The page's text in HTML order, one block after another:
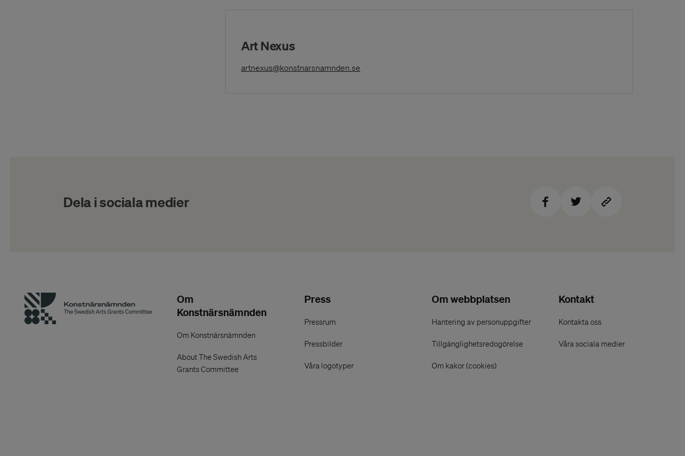
Art Nexus
artnexus@konstnarsnamnden.se(Opens in a New Window)
Dela i sociala medier
Om
Konstnärsnämnden
Om Konstnärsnämnden
About The Swedish Arts
Grants Committee
Press
Pressrum
Pressbilder
Våra logotyper
Om webbplatsen
Hantering av personuppgifter
Tillgänglighetsredogörelse
Om kakor (cookies)
Kontakt
Kontakta oss
Våra sociala medier